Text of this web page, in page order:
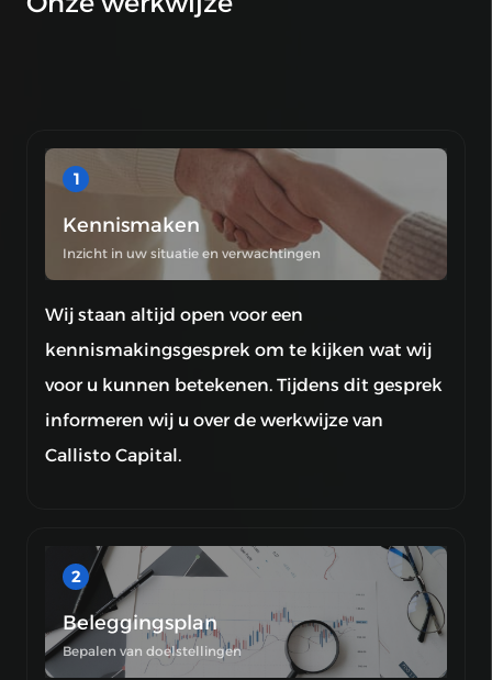
1
Kennismaken
Inzicht in uw situatie en verwachtingen
Wij staan altijd open voor een
kennismakingsgesprek om te kijken wat wij
voor u kunnen betekenen. Tijdens dit gesprek
informeren wij u over de werkwijze van
Callisto Capital.
2
Beleggingsplan
Bepalen van doelstellingen